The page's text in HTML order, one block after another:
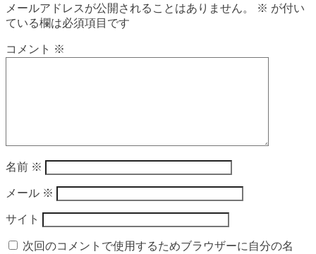
メールアドレスが公開されることはありません。 ※ が付い
ている欄は必須項目です
コメント ※
名前 ※
メール ※
サイト
次回のコメントで使用するためブラウザーに自分の名